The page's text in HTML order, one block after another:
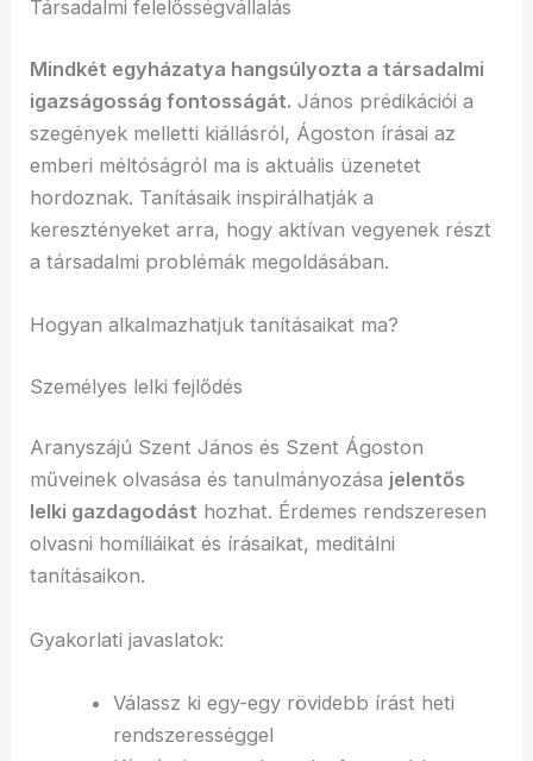
Társadalmi felelősségvállalás
Mindkét egyházatya hangsúlyozta a társadalmi
igazságosság fontosságát. János prédikációi a
szegények melletti kiállásról, Ágoston írásai az
emberi méltóságról ma is aktuális üzenetet
hordoznak. Tanításaik inspirálhatják a
keresztényeket arra, hogy aktívan vegyenek részt
a társadalmi problémák megoldásában.
Hogyan alkalmazhatjuk tanításaikat ma?
Személyes lelki fejlődés
Aranyszájú Szent János és Szent Ágoston
műveinek olvasása és tanulmányozása jelentős
lelki gazdagodást hozhat. Érdemes rendszeresen
olvasni homíliáikat és írásaikat, meditálni
tanításaikon.
Gyakorlati javaslatok:
Válassz ki egy-egy rövidebb írást heti
rendszerességgel